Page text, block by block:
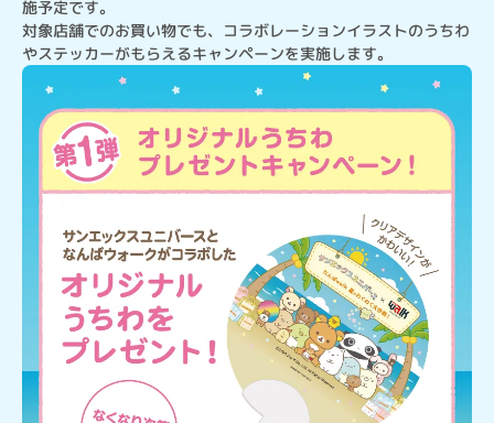
施予定です。
対象店舗でのお買い物でも、コラボレーションイラストのうちわ
やステッカーがもらえるキャンペーンを実施します。